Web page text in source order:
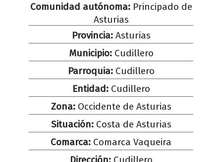
Comunidad autónoma:Principado de
Asturias
Provincia:Asturias
Municipio:Cudillero
Parroquia:Cudillero
Entidad:Cudillero
Zona:Occidente de Asturias
Situación:Costa de Asturias
Comarca: Comarca Vaqueira
Dirección:Cudillero